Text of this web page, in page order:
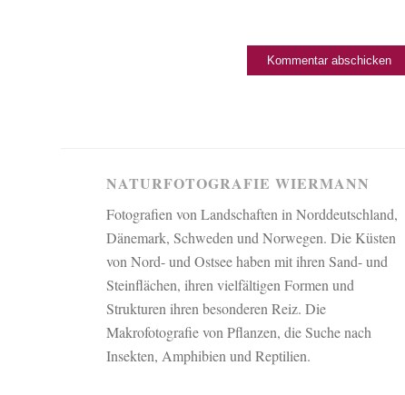
NATURFOTOGRAFIE WIERMANN
Fotografien von Landschaften in Norddeutschland,
Dänemark, Schweden und Norwegen. Die Küsten
von Nord- und Ostsee haben mit ihren Sand- und
Steinflächen, ihren vielfältigen Formen und
Strukturen ihren besonderen Reiz. Die
Makrofotografie von Pflanzen, die Suche nach
Insekten, Amphibien und Reptilien.